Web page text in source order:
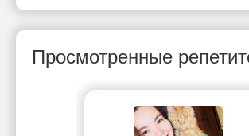
Просмотренные